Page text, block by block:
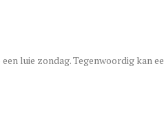
luie zondag. Tegenwoordig kan